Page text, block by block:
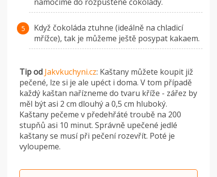
Když čokoláda ztuhne (ideálně na chladicí
mřížce), tak je můžeme ještě posypat kakaem.
Tip od Jakvkuchyni.cz: Kaštany můžete koupit již
pečené, lze si je ale upéct i doma. V tom případě
každý kaštan nařízneme do tvaru kříže - zářez by
měl být asi 2 cm dlouhý a 0,5 cm hluboký.
Kaštany pečeme v předehřáté troubě na 200
stupňů asi 10 minut. Správně upečené jedlé
kaštany se musí při pečení rozevřít. Poté je
vyloupeme.